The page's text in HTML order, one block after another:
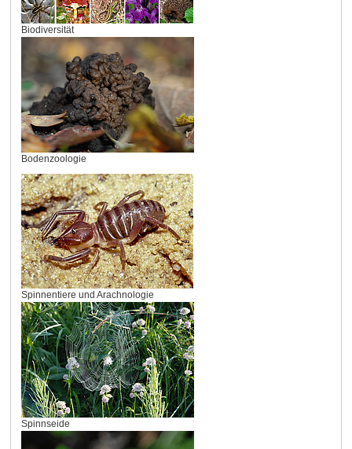
Biodiversität
Bodenzoologie
Spinnentiere und Arachnologie
Spinnseide